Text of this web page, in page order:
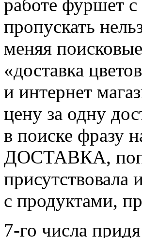
работе фуршет
пропускать
меняя
«доставка
и интернет
цену за одну
в поиске фразу
ДОСТАВКА,
присутствовала
с продуктами,
7-го числа